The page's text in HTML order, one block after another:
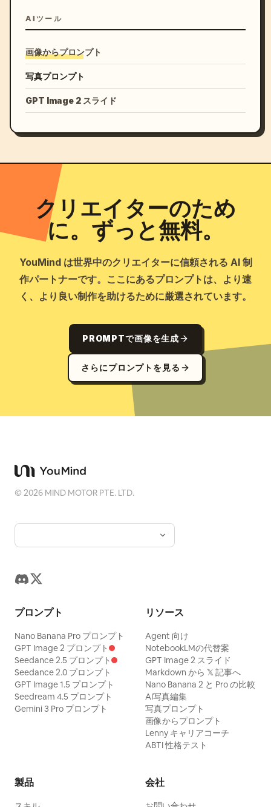
AIツール
画像からプロンプト
写真プロンプト
GPT Image 2 スライド
クリエイターのため
に。ずっと無料。
YouMind は世界中のクリエイターに信頼される AI 制
作パートナーです。ここにあるプロンプトは、より速
く、より良い制作を助けるために厳選されています。
PROMPTで画像を生成
さらにプロンプトを見る
©2026 MIND MOTOR PTE. LTD.
プロンプト
Nano Banana Pro プロンプト
GPT Image 2 プロンプト
Seedance 2.5 プロンプト
Seedance 2.0 プロンプト
GPT Image 1.5 プロンプト
Seedream 4.5 プロンプト
Gemini 3 Pro プロンプト
リソース
Agent 向け
NotebookLMの代替案
GPT Image 2 スライド
Markdown から 𝕏 記事へ
Nano Banana 2 と Pro の比較
AI写真編集
写真プロンプト
画像からプロンプト
Lenny キャリアコーチ
ABTI 性格テスト
製品 会社